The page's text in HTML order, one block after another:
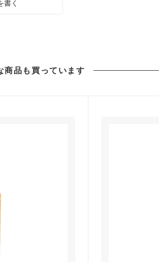
書く
商品も買っています